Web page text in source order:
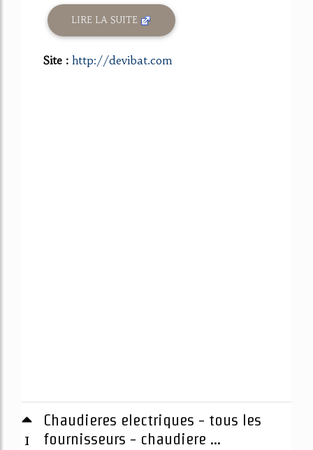
LIRE LA SUITE
Site : http://devibat.com
1
Chaudieres electriques - tous les
fournisseurs - chaudiere ...